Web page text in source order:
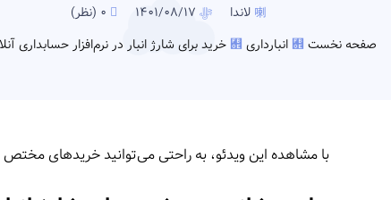
لاندا 1401/08/17
0 (نظر)
صفحه نخست
انبارداری خرید برای شارژ انبار در نرم‌افزار حسابداری
با مشاهده این ویدئو، به راحتی می‌توانید خریدهای مختص